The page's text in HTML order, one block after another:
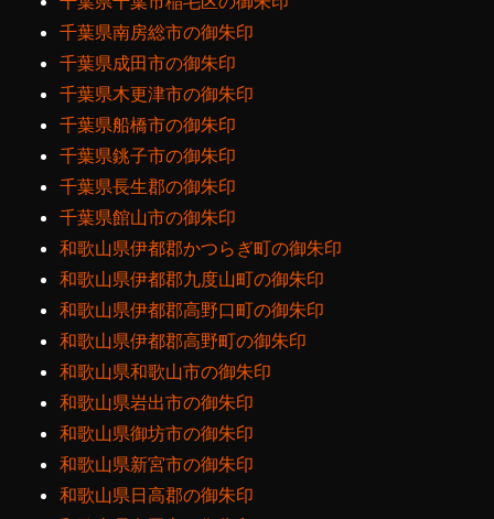
千葉県南房総市の御朱印
千葉県成田市の御朱印
千葉県木更津市の御朱印
千葉県船橋市の御朱印
千葉県銚子市の御朱印
千葉県長生郡の御朱印
千葉県館山市の御朱印
和歌山県伊都郡かつらぎ町の御朱印
和歌山県伊都郡九度山町の御朱印
和歌山県伊都郡高野口町の御朱印
和歌山県伊都郡高野町の御朱印
和歌山県和歌山市の御朱印
和歌山県岩出市の御朱印
和歌山県御坊市の御朱印
和歌山県新宮市の御朱印
和歌山県日高郡の御朱印